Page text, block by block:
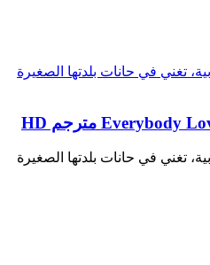
تغني في حانات بلدتها الصغيرة
تغني في حانات بلدتها الصغيرة